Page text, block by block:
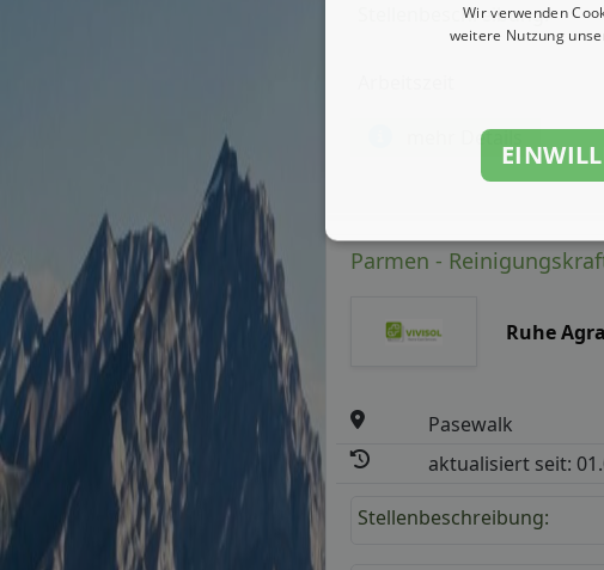
Stellenbeschreibung:
mehr Details
Parmen -
Ruhe
Pasewalk
aktualisiert seit:
Stellenbeschreibung:
Wir verwenden
weitere Nutzung